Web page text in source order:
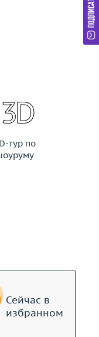
тур по
Сейчас в
избранном